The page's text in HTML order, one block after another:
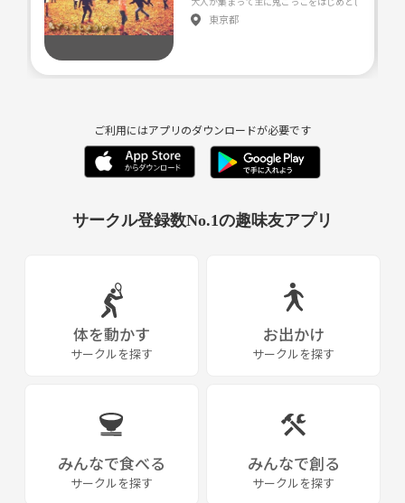
🌟参加費:1,800円
何か質問等あれば気軽にお声かけください😊
沢山のご参加、お待ちしております🌈✨
東京都
ご利用にはアプリのダウンロードが必要です
サークル登録数No.1の趣味友アプリ
体を動かす
サークルを探す
お出かけ
サークルを探す
みんなで食べる
サークルを探す
みんなで創る
サークルを探す